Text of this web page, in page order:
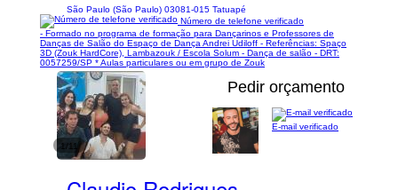
São Paulo (São Paulo) 03081-015 Tatuapé
Número de telefone verificado
- Formado no programa de formação para Dançarinos e Professores de
Danças de Salão do Espaço de Dança Andrei Udiloff - Referências: Spaço
3D (Zouk HardCore), Lambazouk / Escola Solum - Dança de salão - DRT:
0057259/SP * Aulas particulares ou em grupo de Zouk
1/11
Pedir orçamento
E-mail verificado